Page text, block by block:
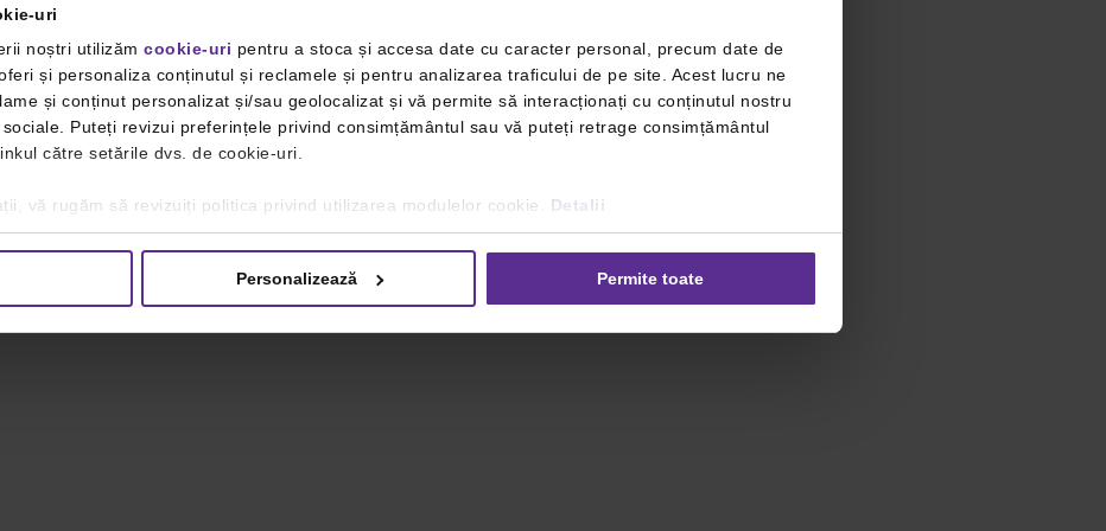
uri
noștri utilizăm cookie-uri pentru a stoca și accesa date cu caracter personal, precum date de
și personaliza conținutul și reclamele și pentru analizarea traficului de pe site. Acest lucru ne
și conținut personalizat și/sau geolocalizat și vă permite să interacționați cu conținutul nostru
Puteți revizui preferințele privind consimțământul sau vă puteți retrage consimțământul
către setările dvs. de cookie-uri.
vă rugăm să revizuiți politica privind utilizarea modulelor cookie. Detalii
Personalizează Permite toate